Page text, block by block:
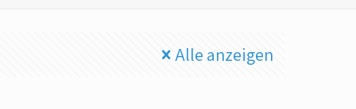
Alle anzeigen